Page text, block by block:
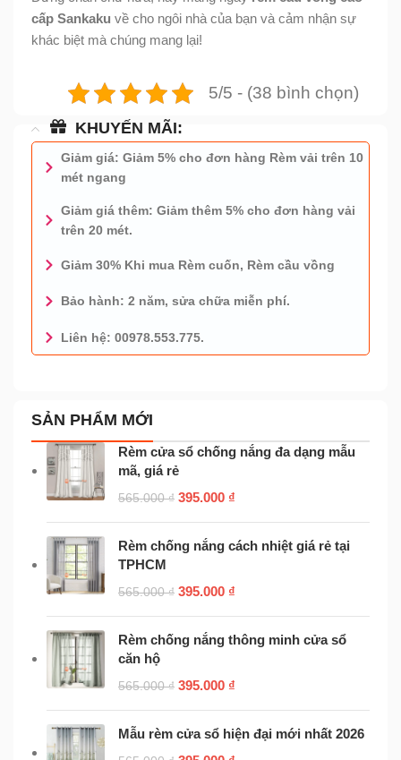
cấp Sankaku về cho ngôi nhà của bạn và cảm nhận sự
khác biệt mà chúng mang lại!
5/5 - (38 bình chọn)
KHUYẾN MÃI:
Giảm giá: Giảm 5% cho đơn hàng Rèm vải trên 10
mét ngang
Giảm giá thêm: Giảm thêm 5% cho đơn hàng vải
trên 20 mét.
Giảm 30% Khi mua Rèm cuốn, Rèm cầu vồng
Bảo hành: 2 năm, sửa chữa miễn phí.
Liên hệ: 00978.553.775.
0978.553.775 - TƯ VẤN MIỄN PHÍ
SẢN PHẨM MỚI
Rèm cửa sổ chống nắng đa dạng mẫu
mã, giá rẻ
565.000₫ 395.000 ₫
Rèm chống nắng cách nhiệt giá rẻ tại
TPHCM
565.000₫ 395.000 ₫
Rèm chống nắng thông minh cửa sổ
căn hộ
565.000₫ 395.000 ₫
Mẫu rèm cửa sổ hiện đại mới nhất 2026